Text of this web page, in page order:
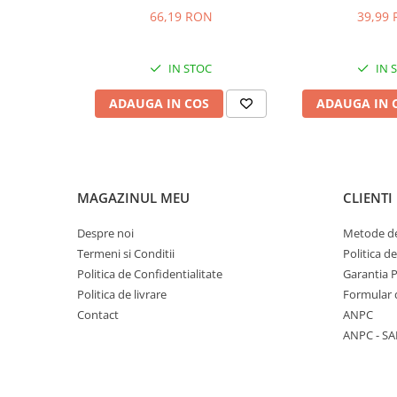
Sugestii cadou
66,19 RON
IN STOC
ADAUGA IN COS
39,99
IN
ADAUGA IN
MAGAZINUL MEU
Despre noi
Termeni si Conditii
Politica de Confidentialitate
Politica de livrare
Contact
CLIENTI
Metode
Politica
Garantia
Formular
ANPC
ANPC -